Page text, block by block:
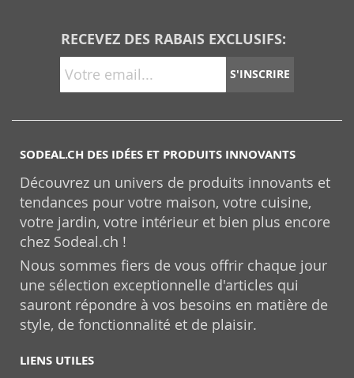
RECEVEZ DES RABAIS EXCLUSIFS:
S'INSCRIRE
SODEAL.CH DES IDÉES ET PRODUITS INNOVANTS
Découvrez un univers de produits innovants et
tendances pour votre maison, votre cuisine,
votre jardin, votre intérieur et bien plus encore
chez Sodeal.ch !
Nous sommes fiers de vous offrir chaque jour
une sélection exceptionnelle d'articles qui
sauront répondre à vos besoins en matière de
style, de fonctionnalité et de plaisir.
LIENS UTILES